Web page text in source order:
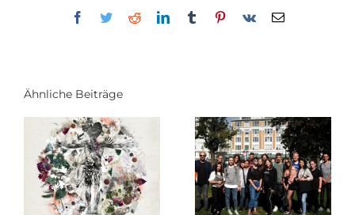
Facebook
TwitterRedditLinkedInTumblrPinterest
Vk
E-
Ähnliche Beiträge